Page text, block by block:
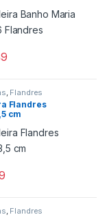
Flandres
Flandres
cm
, Flandres